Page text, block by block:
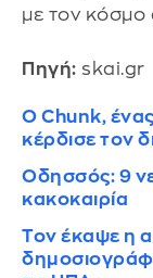
με τον κόσμο
Πηγή: skai.gr
Ο Chunk,
κέρδισε τον
Οδησσός: 9
κακοκαιρία
Τον έκαψε η